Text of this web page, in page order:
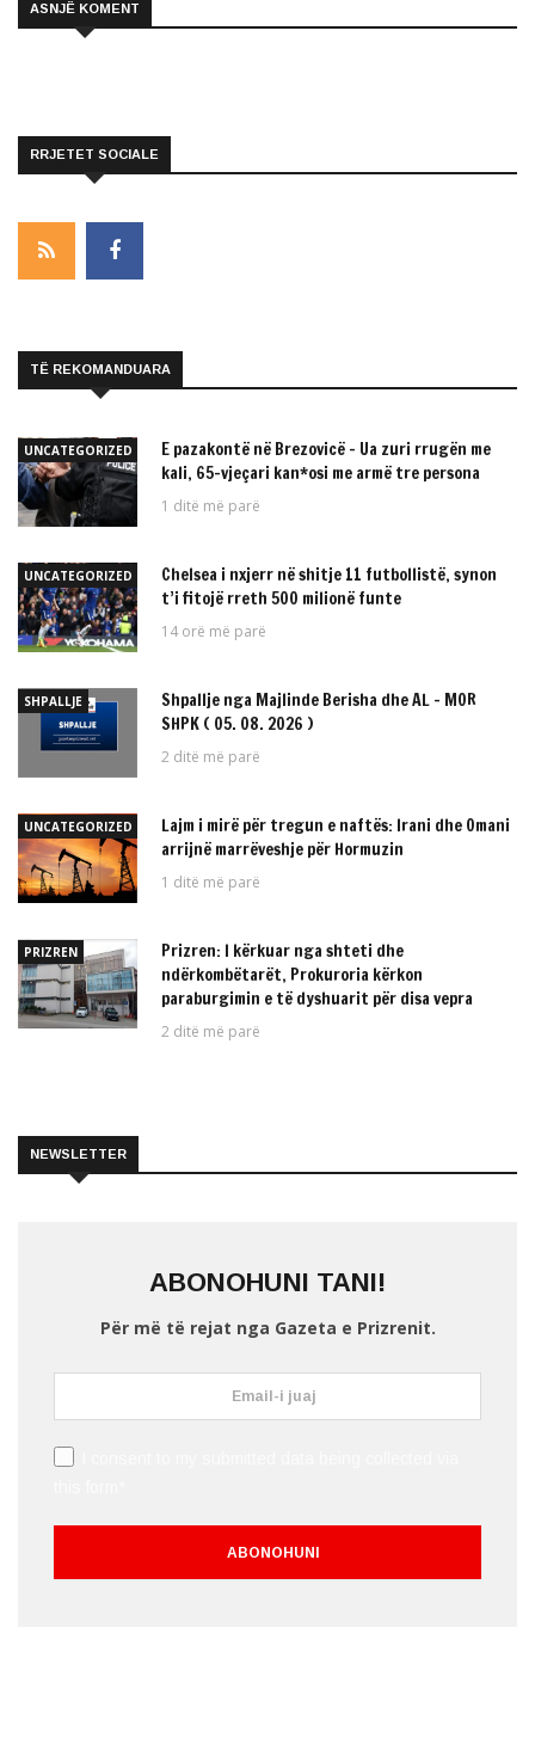
ASNJË KOMENT
RRJETET SOCIALE
TË REKOMANDUARA
UNCATEGORIZED
E pazakontë në Brezovicë – Ua zuri rrugën me
kali, 65-vjeçari kan*osi me armë tre persona
1 ditë më parë
UNCATEGORIZED
Chelsea i nxjerr në shitje 11 futbollistë, synon
t’i fitojë rreth 500 milionë funte
14 orë më parë
SHPALLJE
Shpallje nga Majlinde Berisha dhe AL – MOR
SHPK ( 05. 08. 2026 )
2 ditë më parë
UNCATEGORIZED
Lajm i mirë për tregun e naftës: Irani dhe Omani
arrijnë marrëveshje për Hormuzin
1 ditë më parë
PRIZREN
Prizren: I kërkuar nga shteti dhe
ndërkombëtarët, Prokuroria kërkon
paraburgimin e të dyshuarit për disa vepra
2 ditë më parë
NEWSLETTER
ABONOHUNI TANI!
Për më të rejat nga Gazeta e Prizrenit.